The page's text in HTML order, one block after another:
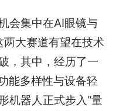
会集中在AI眼镜与
大赛道有望在技术
，其中，经历了一
能多样性与设备轻
机器人正式步入“量